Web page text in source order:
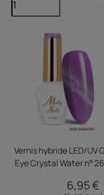
Vernis hybride LED/UV
Eye Crystal Water n°
6,95 €